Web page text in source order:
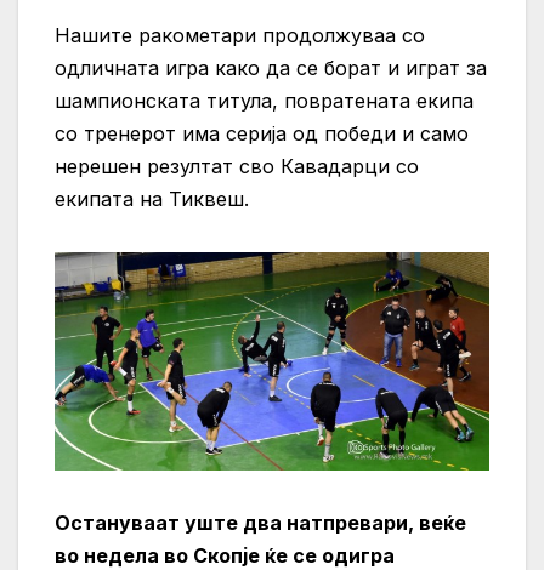
Нашите ракометари продолжуваа со
одличната игра како да се борат и играт за
шампионската титула, повратената екипа
со тренерот има серија од победи и само
нерешен резултат сво Кавадарци со
екипата на Тиквеш.
Остануваат уште два натпревари, веќе
во недела во Скопје ќе се одигра